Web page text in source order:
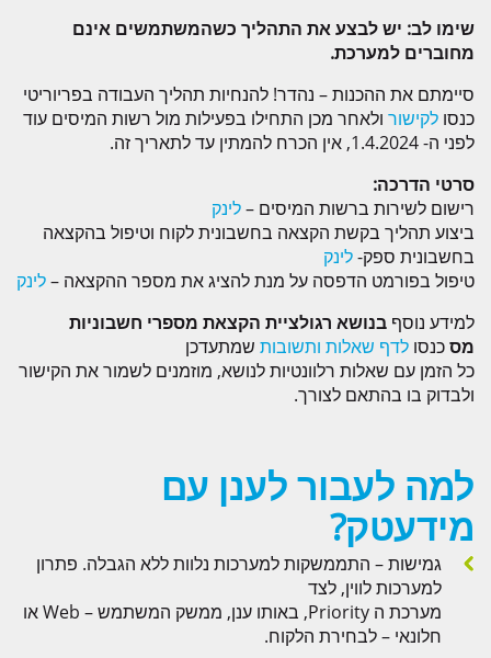
שימו לב: יש לבצע את התהליך כשהמשתמשים אינם
מחוברים למערכת.
סיימתם את ההכנות – נהדר! להנחיות תהליך העבודה בפריוריטי
כנסו לקישור ולאחר מכן התחילו בפעילות מול רשות המיסים עוד
לפני ה- 1.4.2024, אין הכרח להמתין עד לתאריך זה.
סרטי הדרכה:
רישום לשירות ברשות המיסים –לינק
ביצוע תהליך בקשת הקצאה בחשבונית לקוח וטיפול בהקצאה
בחשבונית ספק-לינק
טיפול בפורמט הדפסה על מנת להציג את מספר ההקצאה –לינק
למידע נוסף בנושא רגולציית הקצאת מספרי חשבוניות
מסכנסו לדף שאלות ותשובות שמתעדכן
כל הזמן עם שאלות רלוונטיות לנושא, מוזמנים לשמור את הקישור
ולבדוק בו בהתאם לצורך.
למה לעבור לענן עם
מידעטק?
גמישות – התממשקות למערכות נלוות ללא הגבלה. פתרון
למערכות לווין, לצד
מערכת ה Priority, באותו ענן, ממשק המשתמש – Web או
חלונאי – לבחירת הלקוח.